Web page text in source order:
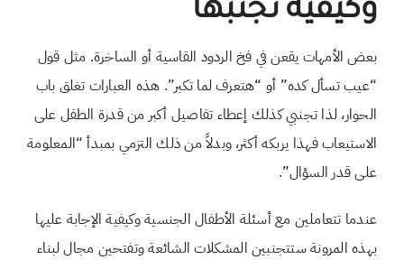
وكيفية تجنبها
بعض الأمهات يقعن في فخ الردود القاسية أو الساخرة. مثل قول
“عيب تسأل كده” أو “هتعرف لما تكبر”. هذه العبارات تغلق باب
الحوار، لذا تجنبي كذلك إعطاء تفاصيل أكبر من قدرة الطفل على
الاستيعاب فهذا يربكه أكثر، وبدلاً من ذلك التزمي بمبدأ “المعلومة
على قدر السؤال”.
عندما تتعاملين مع أسئلة الأطفال الجنسية وكيفية الإجابة عليها
بهذه المرونة ستتجنبين المشكلات الشائعة وتفتحين مجال لبناء